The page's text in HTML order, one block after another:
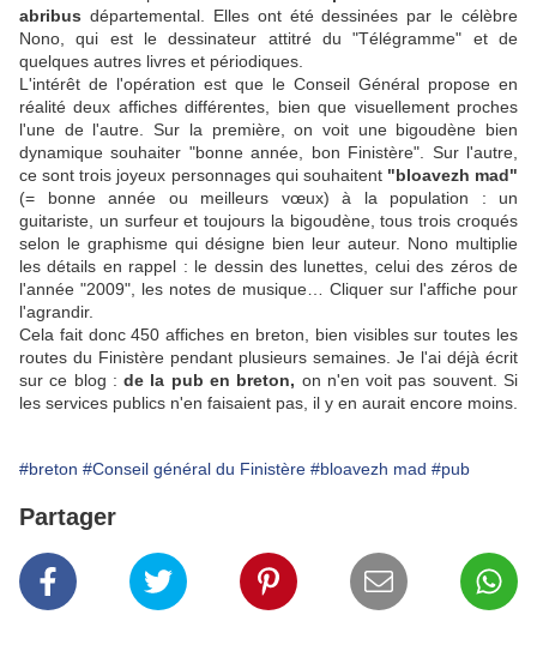
abribus départemental. Elles ont été dessinées par le célèbre
Nono, qui est le dessinateur attitré du "Télégramme" et de
quelques autres livres et périodiques.
L'intérêt de l'opération est que le Conseil Général propose en
réalité deux affiches différentes, bien que visuellement proches
l'une de l'autre. Sur la première, on voit une bigoudène bien
dynamique souhaiter "bonne année, bon Finistère". Sur l'autre,
ce sont trois joyeux personnages qui souhaitent "bloavezh mad"
(= bonne année ou meilleurs vœux) à la population : un
guitariste, un surfeur et toujours la bigoudène, tous trois croqués
selon le graphisme qui désigne bien leur auteur. Nono multiplie
les détails en rappel : le dessin des lunettes, celui des zéros de
l'année "2009", les notes de musique… Cliquer sur l'affiche pour
l'agrandir.
Cela fait donc 450 affiches en breton, bien visibles sur toutes les
routes du Finistère pendant plusieurs semaines. Je l'ai déjà écrit
sur ce blog :de la pub en breton, on n'en voit pas souvent. Si
les services publics n'en faisaient pas, il y en aurait encore moins.
#breton #Conseil général du Finistère #bloavezh mad #pub
Partager